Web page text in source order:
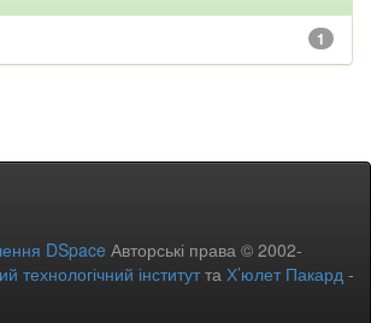
1
DSpace Авторські права © 2002-
технологічний інститутта Х’юлет Пакард -